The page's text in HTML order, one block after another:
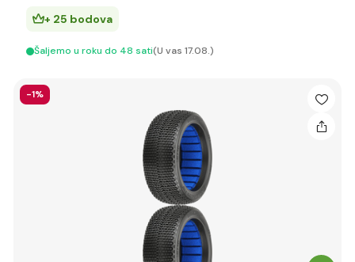
+ 25 bodova
Šaljemo u roku do 48 sati(U vas 17.08.)
-1%